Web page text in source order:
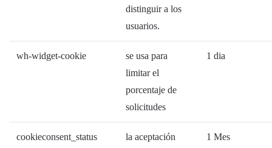
distinguir a los
usuarios.
wh-widget-cookie
se usa para
limitar el
porcentaje de
solicitudes
1 dia
cookieconsent_status
la aceptación
1 Mes